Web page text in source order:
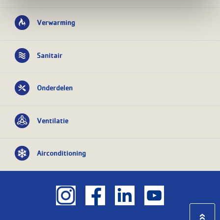
Verwarming
Sanitair
Onderdelen
Ventilatie
Airconditioning